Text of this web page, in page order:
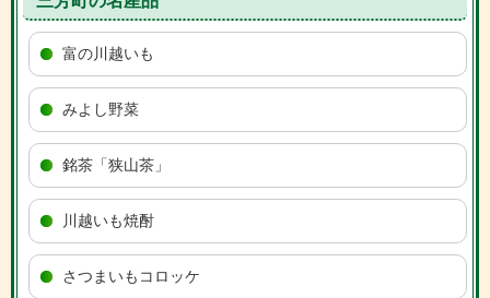
富の川越いも
みよし野菜
銘茶「狭山茶」
川越いも焼酎
さつまいもコロッケ